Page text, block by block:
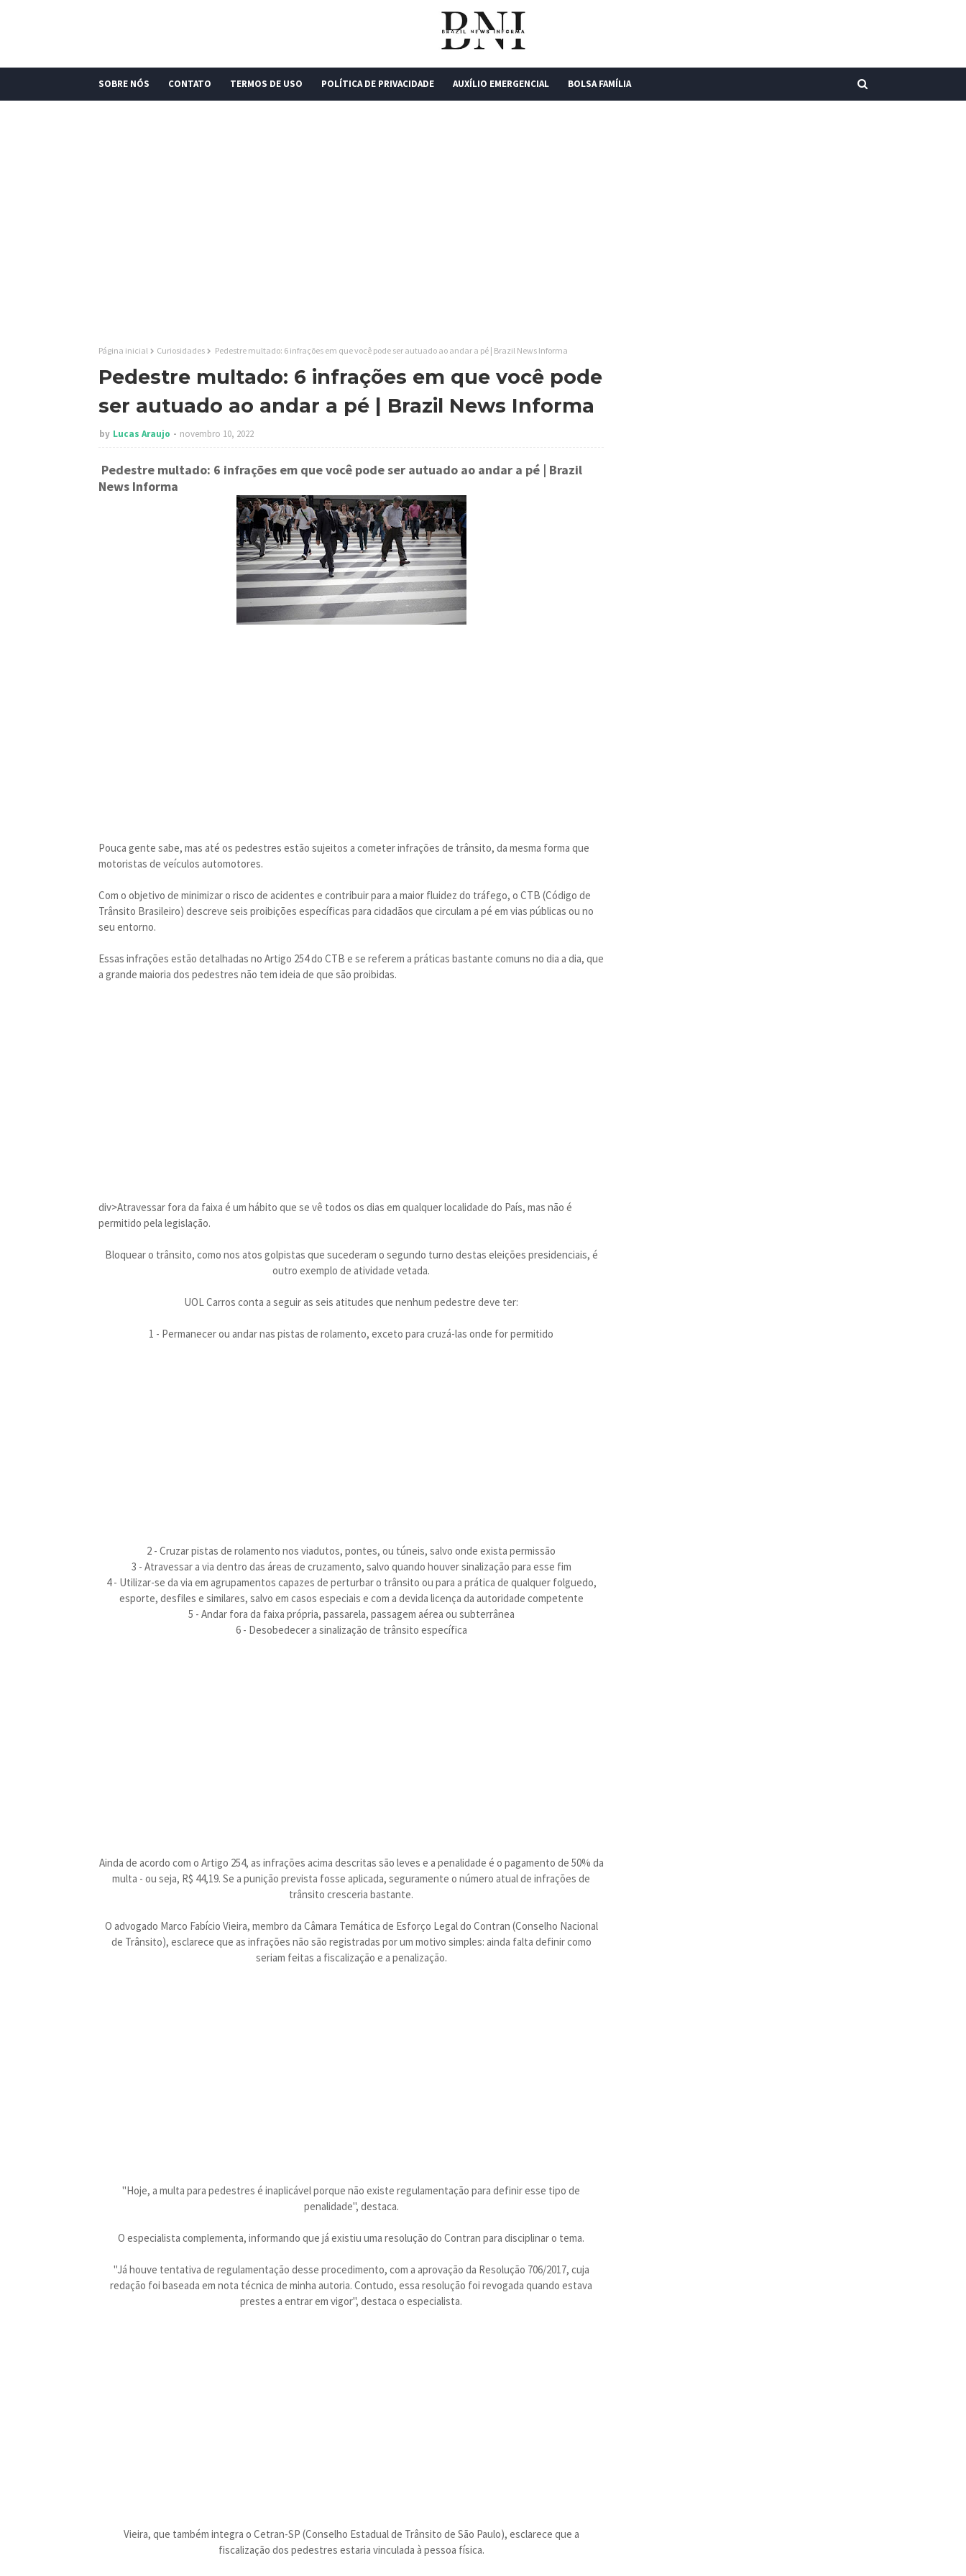
SOBRE NÓS CONTATO TERMOS DE USO POLÍTICA DE PRIVACIDADE AUXÍLIO EMERGENCIAL BOLSA FAMÍLIA
Página inicial Curiosidades Pedestre multado: 6 infrações em que você pode ser autuado ao andar a pé | Brazil News Informa
Pedestre multado: 6 infrações em que você pode
ser autuado ao andar a pé | Brazil News Informa
by Lucas Araujo novembro 10, 2022
Pedestre multado: 6 infrações em que você pode ser autuado ao andar a pé | Brazil
News Informa
Pouca gente sabe, mas até os pedestres estão sujeitos a cometer infrações de trânsito, da mesma forma que
motoristas de veículos automotores.
Com o objetivo de minimizar o risco de acidentes e contribuir para a maior fluidez do tráfego, o CTB (Código de
Trânsito Brasileiro) descreve seis proibições específicas para cidadãos que circulam a pé em vias públicas ou no
seu entorno.
Essas infrações estão detalhadas no Artigo 254 do CTB e se referem a práticas bastante comuns no dia a dia, que
a grande maioria dos pedestres não tem ideia de que são proibidas.
div>Atravessar fora da faixa é um hábito que se vê todos os dias em qualquer localidade do País, mas não é
permitido pela legislação.
Bloquear o trânsito, como nos atos golpistas que sucederam o segundo turno destas eleições presidenciais, é
outro exemplo de atividade vetada.
UOL Carros conta a seguir as seis atitudes que nenhum pedestre deve ter:
1 - Permanecer ou andar nas pistas de rolamento, exceto para cruzá-las onde for permitido
2 - Cruzar pistas de rolamento nos viadutos, pontes, ou túneis, salvo onde exista permissão
3 - Atravessar a via dentro das áreas de cruzamento, salvo quando houver sinalização para esse fim
4 - Utilizar-se da via em agrupamentos capazes de perturbar o trânsito ou para a prática de qualquer folguedo,
esporte, desfiles e similares, salvo em casos especiais e com a devida licença da autoridade competente
5 - Andar fora da faixa própria, passarela, passagem aérea ou subterrânea
6 - Desobedecer a sinalização de trânsito específica
Ainda de acordo com o Artigo 254, as infrações acima descritas são leves e a penalidade é o pagamento de 50% da
multa - ou seja, R$ 44,19. Se a punição prevista fosse aplicada, seguramente o número atual de infrações de
trânsito cresceria bastante.
O advogado Marco Fabício Vieira, membro da Câmara Temática de Esforço Legal do Contran (Conselho Nacional
de Trânsito), esclarece que as infrações não são registradas por um motivo simples: ainda falta definir como
seriam feitas a fiscalização e a penalização.
"Hoje, a multa para pedestres é inaplicável porque não existe regulamentação para definir esse tipo de
penalidade", destaca.
O especialista complementa, informando que já existiu uma resolução do Contran para disciplinar o tema.
"Já houve tentativa de regulamentação desse procedimento, com a aprovação da Resolução 706/2017, cuja
redação foi baseada em nota técnica de minha autoria. Contudo, essa resolução foi revogada quando estava
prestes a entrar em vigor", destaca o especialista.
Vieira, que também integra o Cetran-SP (Conselho Estadual de Trânsito de São Paulo), esclarece que a
fiscalização dos pedestres estaria vinculada à pessoa física.